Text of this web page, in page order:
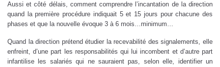
Aussi et côté délais, comment comprendre l’incantation de la direction
quand la première procédure indiquait 5 et 15 jours pour chacune des
phases et que la nouvelle évoque 3 à 6 mois…minimum…
Quand la direction prétend étudier la recevabilité des signalements, elle
enfreint, d’une part les responsabilités qui lui incombent et d’autre part
infantilise les salariés qui ne sauraient pas, selon elle, identifier un